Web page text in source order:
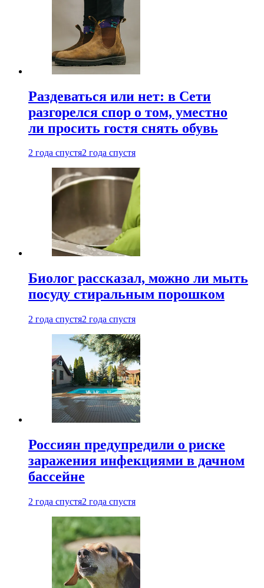
Раздеваться или нет: в Сети
разгорелся спор о том, уместно
ли просить гостя снять обувь
2 года спустя2 года спустя
Биолог рассказал, можно ли мыть
посуду стиральным порошком
2 года спустя2 года спустя
Россиян предупредили о риске
заражения инфекциями в дачном
бассейне
2 года спустя2 года спустя